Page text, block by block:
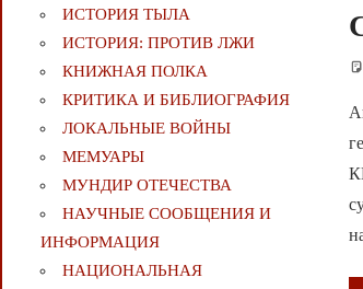
ИСТОРИЯ ТЫЛА
ИСТОРИЯ: ПРОТИВ ЛЖИ
КНИЖНАЯ ПОЛКА
КРИТИКА И БИБЛИОГРАФИЯ
ЛОКАЛЬНЫЕ ВОЙНЫ
МЕМУАРЫ
МУНДИР ОТЕЧЕСТВА
НАУЧНЫЕ СООБЩЕНИЯ И
ИНФОРМАЦИЯ
НАЦИОНАЛЬНАЯ